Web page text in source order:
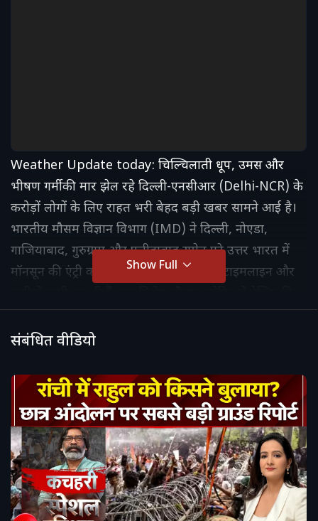
Weather Update today: चिल्चिलाती धूप, उमस और
भीषण गर्मी की मार झेल रहे दिल्ली-एनसीआर (Delhi-NCR) के
करोड़ों लोगों के लिए राहत भरी बेहद बड़ी खबर सामने आई है।
भारतीय मौसम विज्ञान विभाग (IMD) ने दिल्ली, नोएडा,
गाजियाबाद, गुरुग्राम और फरीदाबाद समेत पूरे उत्तर भारत में
मॉनसून की एंट्री को लेकर अपनी आधिकारिक टाइमलाइन और
आखिर दिल्ली-एनसीआर में बादलों की झमाझम गड़गड़ाहट और
बारिश का दौर कब से शुरू होने जा रहा है।
Show Full
संबंधित वीडियो